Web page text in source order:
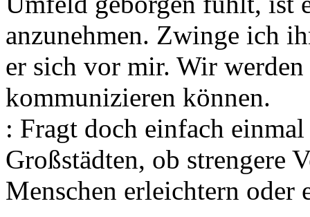
anzunehmen. Zwinge ich
er sich vor mir. Wir
kommunizieren können.
: Fragt doch einfach
Großstädten, ob strengere
Menschen erleichtern oder